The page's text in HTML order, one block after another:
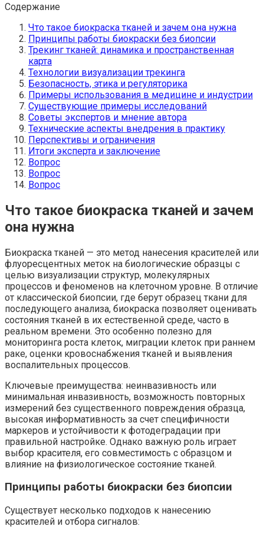
Содержание
Что такое биокраска тканей и зачем она нужна
Принципы работы биокраски без биопсии
Трекинг тканей: динамика и пространственная
карта
Технологии визуализации трекинга
Безопасность, этика и регуляторика
Примеры использования в медицине и индустрии
Существующие примеры исследований
Советы экспертов и мнение автора
Технические аспекты внедрения в практику
Перспективы и ограничения
Итоги эксперта и заключение
Вопрос
Вопрос
Вопрос
Что такое биокраска тканей и зачем
она нужна
Биокраска тканей — это метод нанесения красителей или
флуоресцентных меток на биологические образцы с
целью визуализации структур, молекулярных
процессов и феноменов на клеточном уровне. В отличие
от классической биопсии, где берут образец ткани для
последующего анализа, биокраска позволяет оценивать
состояния тканей в их естественной среде, часто в
реальном времени. Это особенно полезно для
мониторинга роста клеток, миграции клеток при раннем
раке, оценки кровоснабжения тканей и выявления
воспалительных процессов.
Ключевые преимущества: неинвазивность или
минимальная инвазивность, возможность повторных
измерений без существенного повреждения образца,
высокая информативность за счет специфичности
маркеров и устойчивости к фотодеградации при
правильной настройке. Однако важную роль играет
выбор красителя, его совместимость с образцом и
влияние на физиологическое состояние тканей.
Принципы работы биокраски без биопсии
Существует несколько подходов к нанесению
красителей и отбора сигналов: